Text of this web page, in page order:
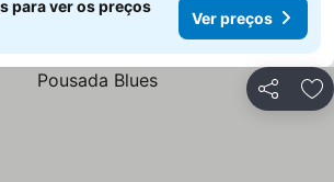
para ver os preços
Ver preços
Partilhar